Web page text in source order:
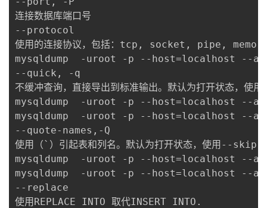
连接数据库端口号
--protocol
使用的连接协议，包括：tcp, socket, pipe,
mysqldump  -uroot -p --host=localhost --
--quick, -q
不缓冲查询，直接导出到标准输出。默认为打开状态，
mysqldump  -uroot -p --host=localhost --
mysqldump  -uroot -p --host=localhost --
--quote-names,-Q
使用（`）引起表和列名。默认为打开状态，使用--
mysqldump  -uroot -p --host=localhost --
mysqldump  -uroot -p --host=localhost --
--replace
使用REPLACE INTO 取代INSERT INTO.